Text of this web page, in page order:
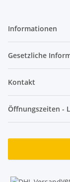
Informationen
Gesetzliche
Kontakt
Öffnungszeiten -